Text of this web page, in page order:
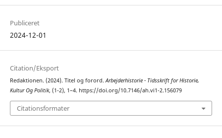
Publiceret
2024-12-01
Citation/Eksport
Redaktionen. (2024). Titel og forord.Arbejderhistorie - Tidsskrift for Historie,
Kultur Og Politik, (1-2), 1–4. https://doi.org/10.7146/ah.vi1-2.156079
Citationsformater